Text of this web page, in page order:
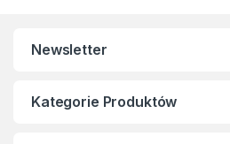
Newsletter
Kategorie Produktów